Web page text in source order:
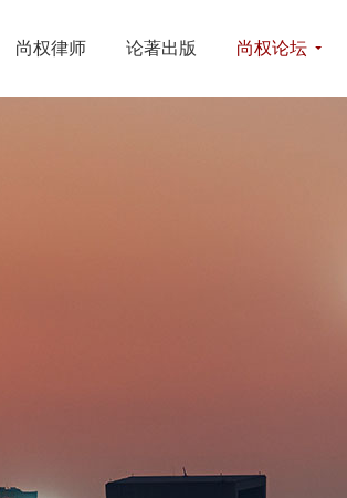
尚权律师 论著出版 尚权论坛